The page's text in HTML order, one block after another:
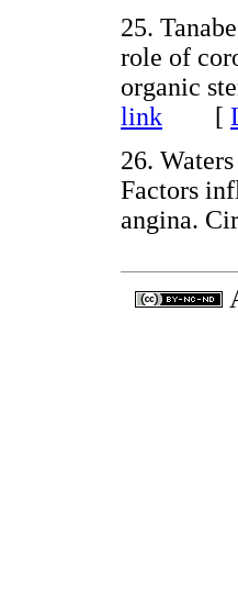
25.
role of
organic
link [
26.
Factors
angina.